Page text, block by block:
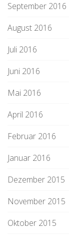
September 2016
August 2016
Juli 2016
Juni 2016
Mai 2016
April 2016
Februar 2016
Januar 2016
Dezember 2015
November 2015
Oktober 2015